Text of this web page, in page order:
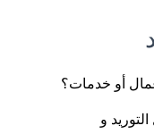
أو خدمات؟
و